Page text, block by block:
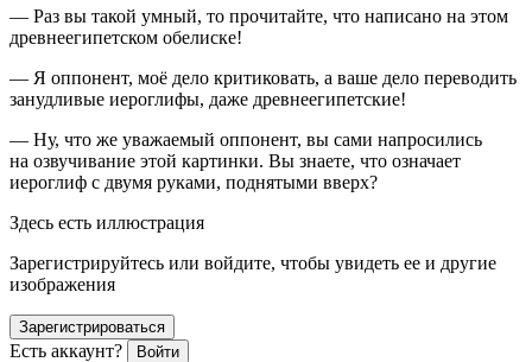
— Раз вы такой умный, то прочитайте, что написано на этом
древнеегипетском обелиске!
— Я оппонент, моё дело критиковать, а ваше дело переводить
занудливые иероглифы, даже древнеегипетские!
— Ну, что же уважаемый оппонент, вы сами напросились
на озвучивание этой картинки. Вы знаете, что означает
иероглиф с двумя руками, поднятыми вверх?
Здесь есть иллюстрация
Зарегистрируйтесь или войдите, чтобы увидеть ее и другие
изображения
Зарегистрироваться
Есть аккаунт? Войти